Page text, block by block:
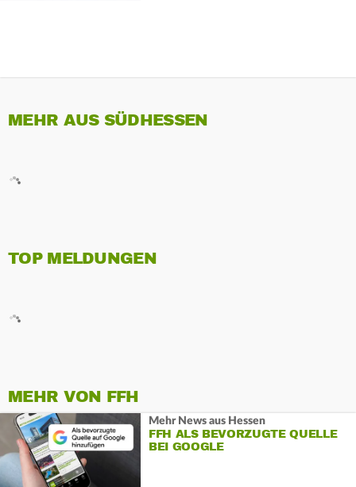
MEHR AUS SÜDHESSEN
TOP MELDUNGEN
MEHR VON FFH
Mehr News aus Hessen
FFH ALS BEVORZUGTE QUELLE
BEI GOOGLE